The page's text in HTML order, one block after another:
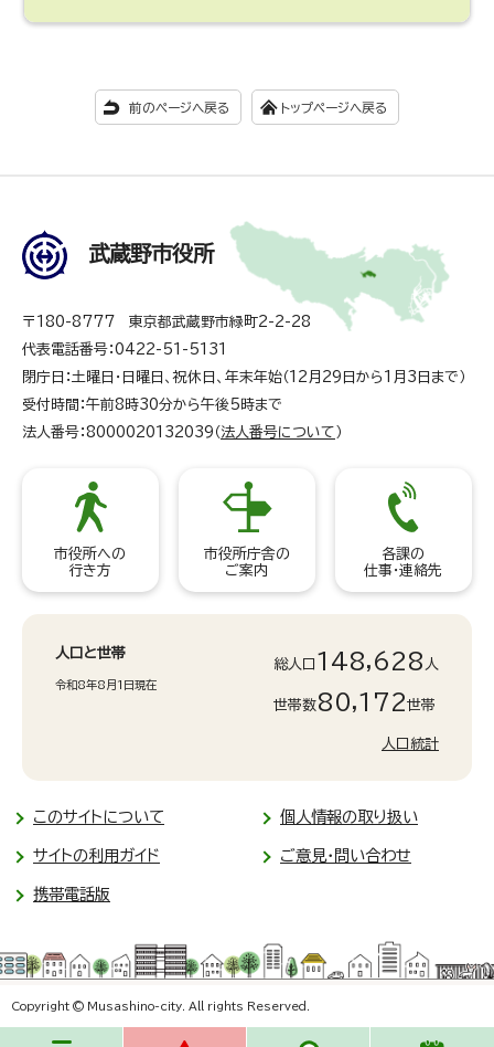
前のページへ戻る トップページへ戻る
武蔵野市役所
〒180-8777 東京都武蔵野市緑町2-2-28
代表電話番号：0422-51-5131
閉庁日：土曜日・日曜日、祝休日、年末年始（12月29日から1月3日まで）
受付時間：午前8時30分から午後5時まで
法人番号：8000020132039（ 法人番号について ）
市役所への
行き方
市役所庁舎の
ご案内
各課の
仕事・連絡先
人口と世帯
令和8年8月1日現在
総人口 148,628 人
世帯数80,172世帯
人口統計
このサイトについて 個人情報の取り扱い
サイトの利用ガイド ご意見・問い合わせ
携帯電話版
Copyright © Musashino-city. All rights Reserved.